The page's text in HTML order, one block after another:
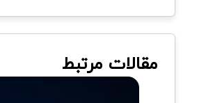
مقالات مرتبط